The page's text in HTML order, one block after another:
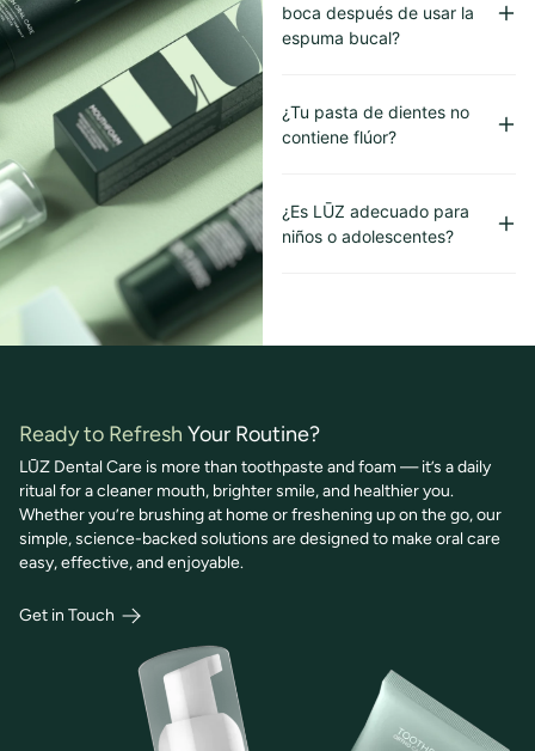
boca después de usar la
espuma bucal?
¿Tu pasta de dientes no
contiene flúor?
¿Es LŪZ adecuado para
niños o adolescentes?
Ready to Refresh Your Routine?
LŪZ Dental Care is more than toothpaste and foam — it’s a daily
ritual for a cleaner mouth, brighter smile, and healthier you.
Whether you’re brushing at home or freshening up on the go, our
simple, science-backed solutions are designed to make oral care
easy, effective, and enjoyable.
Get in Touch